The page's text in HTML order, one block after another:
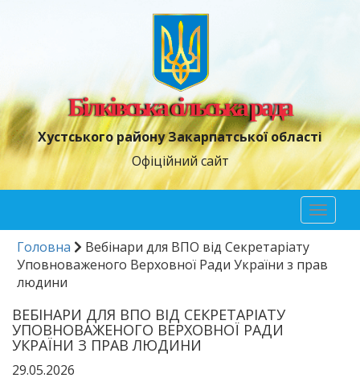
Білківська сільська рада
Хустського району Закарпатської області
Офіційний сайт
Toggle
Головна
Вебінари для ВПО від Секретаріату
Уповноваженого Верховної Ради України з прав
людини
ВЕБІНАРИ ДЛЯ ВПО ВІД СЕКРЕТАРІАТУ
УПОВНОВАЖЕНОГО ВЕРХОВНОЇ РАДИ
УКРАЇНИ З ПРАВ ЛЮДИНИ
29.05.2026